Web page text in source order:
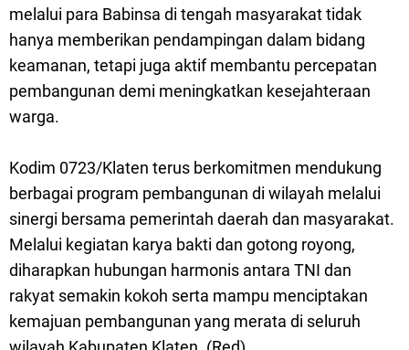
melalui para Babinsa di tengah masyarakat tidak
hanya memberikan pendampingan dalam bidang
keamanan, tetapi juga aktif membantu percepatan
pembangunan demi meningkatkan kesejahteraan
warga.
Kodim 0723/Klaten terus berkomitmen mendukung
berbagai program pembangunan di wilayah melalui
sinergi bersama pemerintah daerah dan masyarakat.
Melalui kegiatan karya bakti dan gotong royong,
diharapkan hubungan harmonis antara TNI dan
rakyat semakin kokoh serta mampu menciptakan
kemajuan pembangunan yang merata di seluruh